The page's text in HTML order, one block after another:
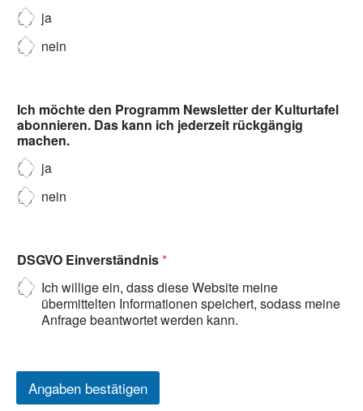
ja
nein
Ich möchte den Programm Newsletter der Kulturtafel
abonnieren. Das kann ich jederzeit rückgängig
machen.
ja
nein
DSGVO Einverständnis*
Ich willige ein, dass diese Website meine
übermittelten Informationen speichert, sodass meine
Anfrage beantwortet werden kann.
Angaben bestätigen